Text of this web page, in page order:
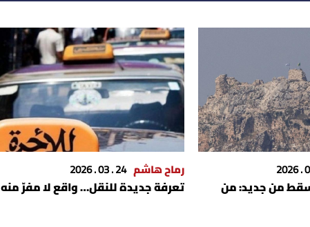
من جديد: من
رماح هاشم 24 . 03 . 2026
تعرفة جديدة للنقل… واقع لا مفرّ منه